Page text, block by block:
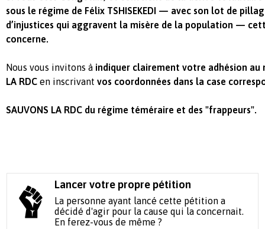
sous le régime de Félix TSHISEKEDI — avec son lot de
d’injustices qui aggravent la misère de la population —
concerne.
Nous vous invitons à indiquer clairement votre adhésion au
LA RDC en inscrivant vos coordonnées dans la case
SAUVONS LA RDC du régime téméraire et des "frappeurs".
Lancer votre propre pétition
La personne ayant lancé cette pétition a
décidé d'agir pour la cause qui la concernait.
En ferez-vous de même ?